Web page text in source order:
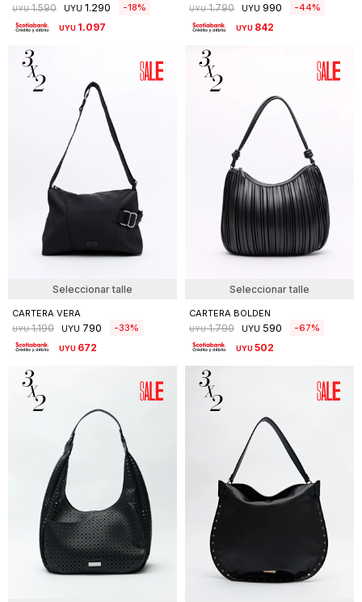
UYU 1.590 UYU 1.290 18
UYU 1.097
UYU 1.790 UYU 990 44
UYU 842
Seleccionar talle
CARTERA VERA
UYU 1.190 UYU 790 33
UYU 672
Seleccionar talle
CARTERA BOLDEN
UYU 1.790 UYU 590 67
UYU502